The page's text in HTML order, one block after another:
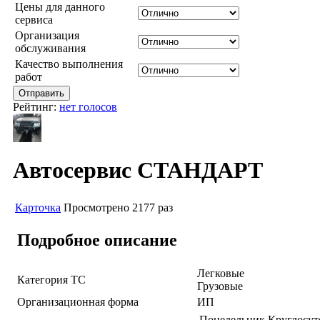
Цены для данного
сервиса
Организация
обслуживания
Качество выполнения
работ
Рейтинг: нет голосов
Автосервис СТАНДАРТ
Карточка Просмотрено 2177 раз
Подробное описание
Категория ТС
Легковые
Грузовые
Организационная форма
ИП